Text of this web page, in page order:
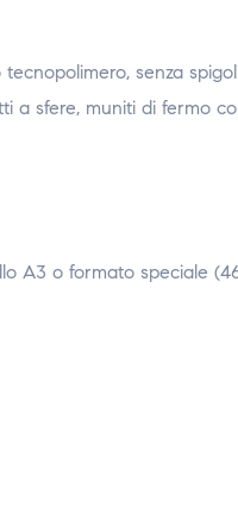
senza
a sfere, muniti di fermo
A3 o formato speciale